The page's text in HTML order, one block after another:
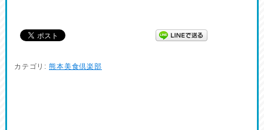
カテゴリ: 熊本美食倶楽部